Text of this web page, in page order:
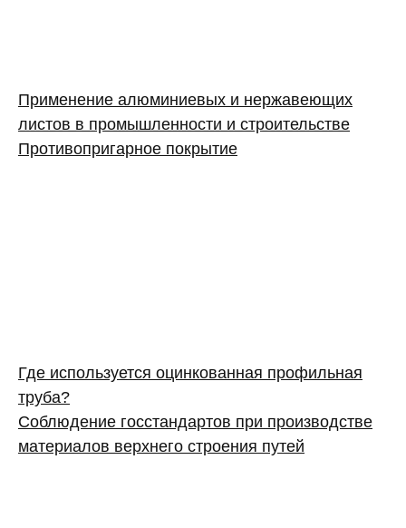
Применение алюминиевых и нержавеющих
листов в промышленности и строительстве
Противопригарное покрытие
Где используется оцинкованная профильная
труба?
Соблюдение госстандартов при производстве
материалов верхнего строения путей